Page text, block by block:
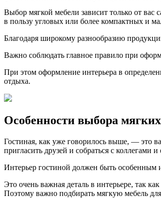
Выбор мягкой мебели зависит только от вас
в пользу угловых или более компактных и
Благодаря широкому разнообразию
Важно соблюдать главное правило при
При этом оформление интерьера в
отдыха.
Особенности выбора
Гостиная, как уже говорилось выше, — это
пригласить друзей и собраться с коллегами
Интерьер гостиной должен быть особенным
Это очень важная деталь в интерьере, так
Поэтому важно подбирать мягкую мебель